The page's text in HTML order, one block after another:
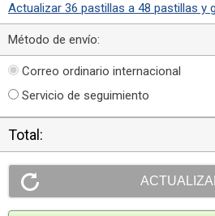
Actualizar 36 pastillas a 48 pastillas y
Método de envío:
Correo ordinario internacional
Servicio de seguimiento
Total: